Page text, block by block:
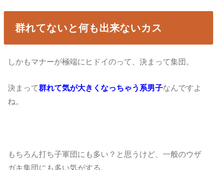
群れてないと何も出来ないカス
しかもマナーが極端にヒドイのって、決まって集団。
決まって群れて気が大きくなっちゃう系男子なんですよ
ね。
もちろん打ち子軍団にも多い？と思うけど、一般のウザ
ガキ集団にも多い気がする。